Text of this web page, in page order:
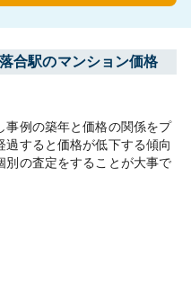
合駅のマンション価格
事例の築年と価格の関係をプ
過すると価格が低下する傾向
別の査定をすることが大事で